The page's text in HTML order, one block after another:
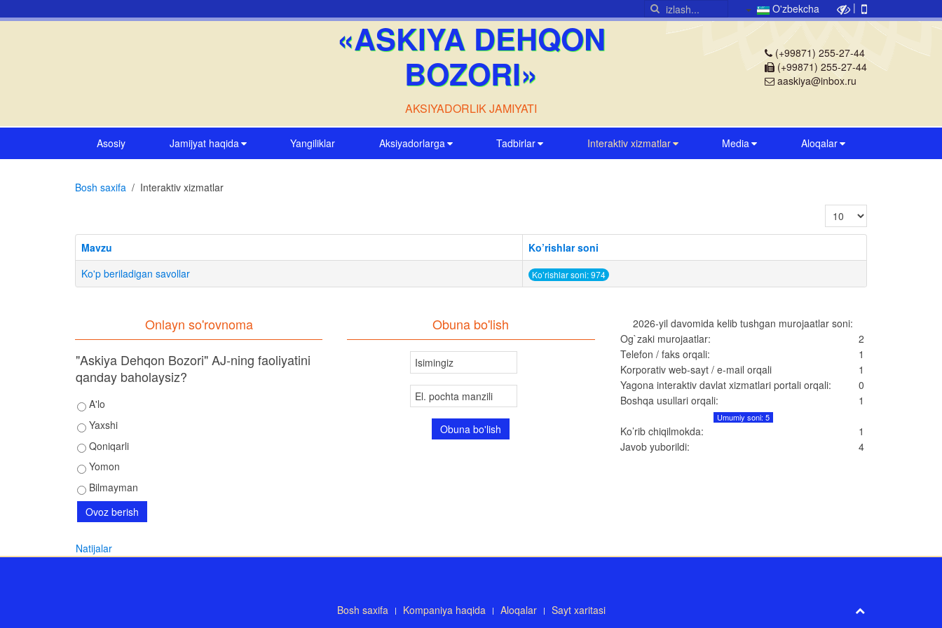
|
O'zbekcha
«ASKIYA DEHQON
BOZORI»
AKSIYADORLIK JAMIYATI
(+99871) 255-27-44
(+99871) 255-27-44
aaskiya@inbox.ru
Asosiy Jamijyat haqida Yangiliklar Aksiyadorlarga Tadbirlar Interaktiv xizmatlar Media Aloqalar
Bosh saxifa
Interaktiv xizmatlar
Satrlar soni:
Mavzu
Ko’rishlar soni
Ko'p beriladigan savollar
Ko’rishlar soni: 974
Onlayn so'rovnoma
"Askiya Dehqon Bozori" AJ-ning faoliyatini
qanday baholaysiz?
A'lo
Yaxshi
Qoniqarli
Yomon
Bilmayman
Natijalar
Obuna bo'lish
2026-yil davomida kelib tushgan murojaatlar soni:
Og`zaki murojaatlar:
2
Telefon / faks orqali:
1
Korporativ web-sayt / e-mail orqali
1
Yagona interaktiv davlat xizmatlari portali orqali:
0
Boshqa usullari orqali:
1
Umumiy soni: 5
Ko’rib chiqilmokda:
1
Javob yuborildi:
4
Bosh saxifa Kompaniya haqida Aloqalar Sayt xaritasi